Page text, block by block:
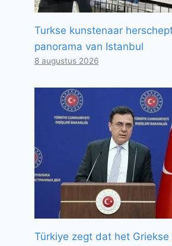
Turkse kunstenaar
panorama van Istanbul
8 augustus 2026
Türkiye zegt dat het